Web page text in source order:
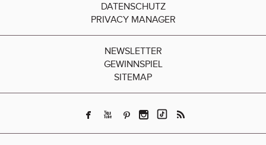
DATENSCHUTZ
PRIVACY MANAGER
NEWSLETTER
GEWINNSPIEL
SITEMAP